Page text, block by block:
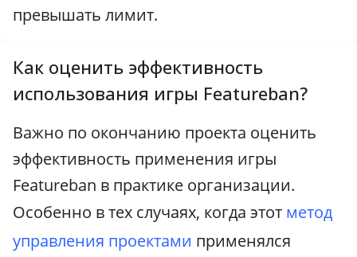
превышать лимит.
Как оценить эффективность
использования игры Featureban?
Важно по окончанию проекта оценить
эффективность применения игры
Featureban в практике организации.
Особенно в тех случаях, когда этот метод
управления проектами применялся